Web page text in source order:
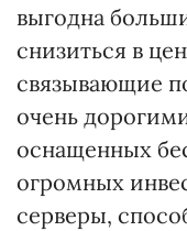
выгодна
снизиться в
связывающие
очень
оснащенных
огромных
серверы,